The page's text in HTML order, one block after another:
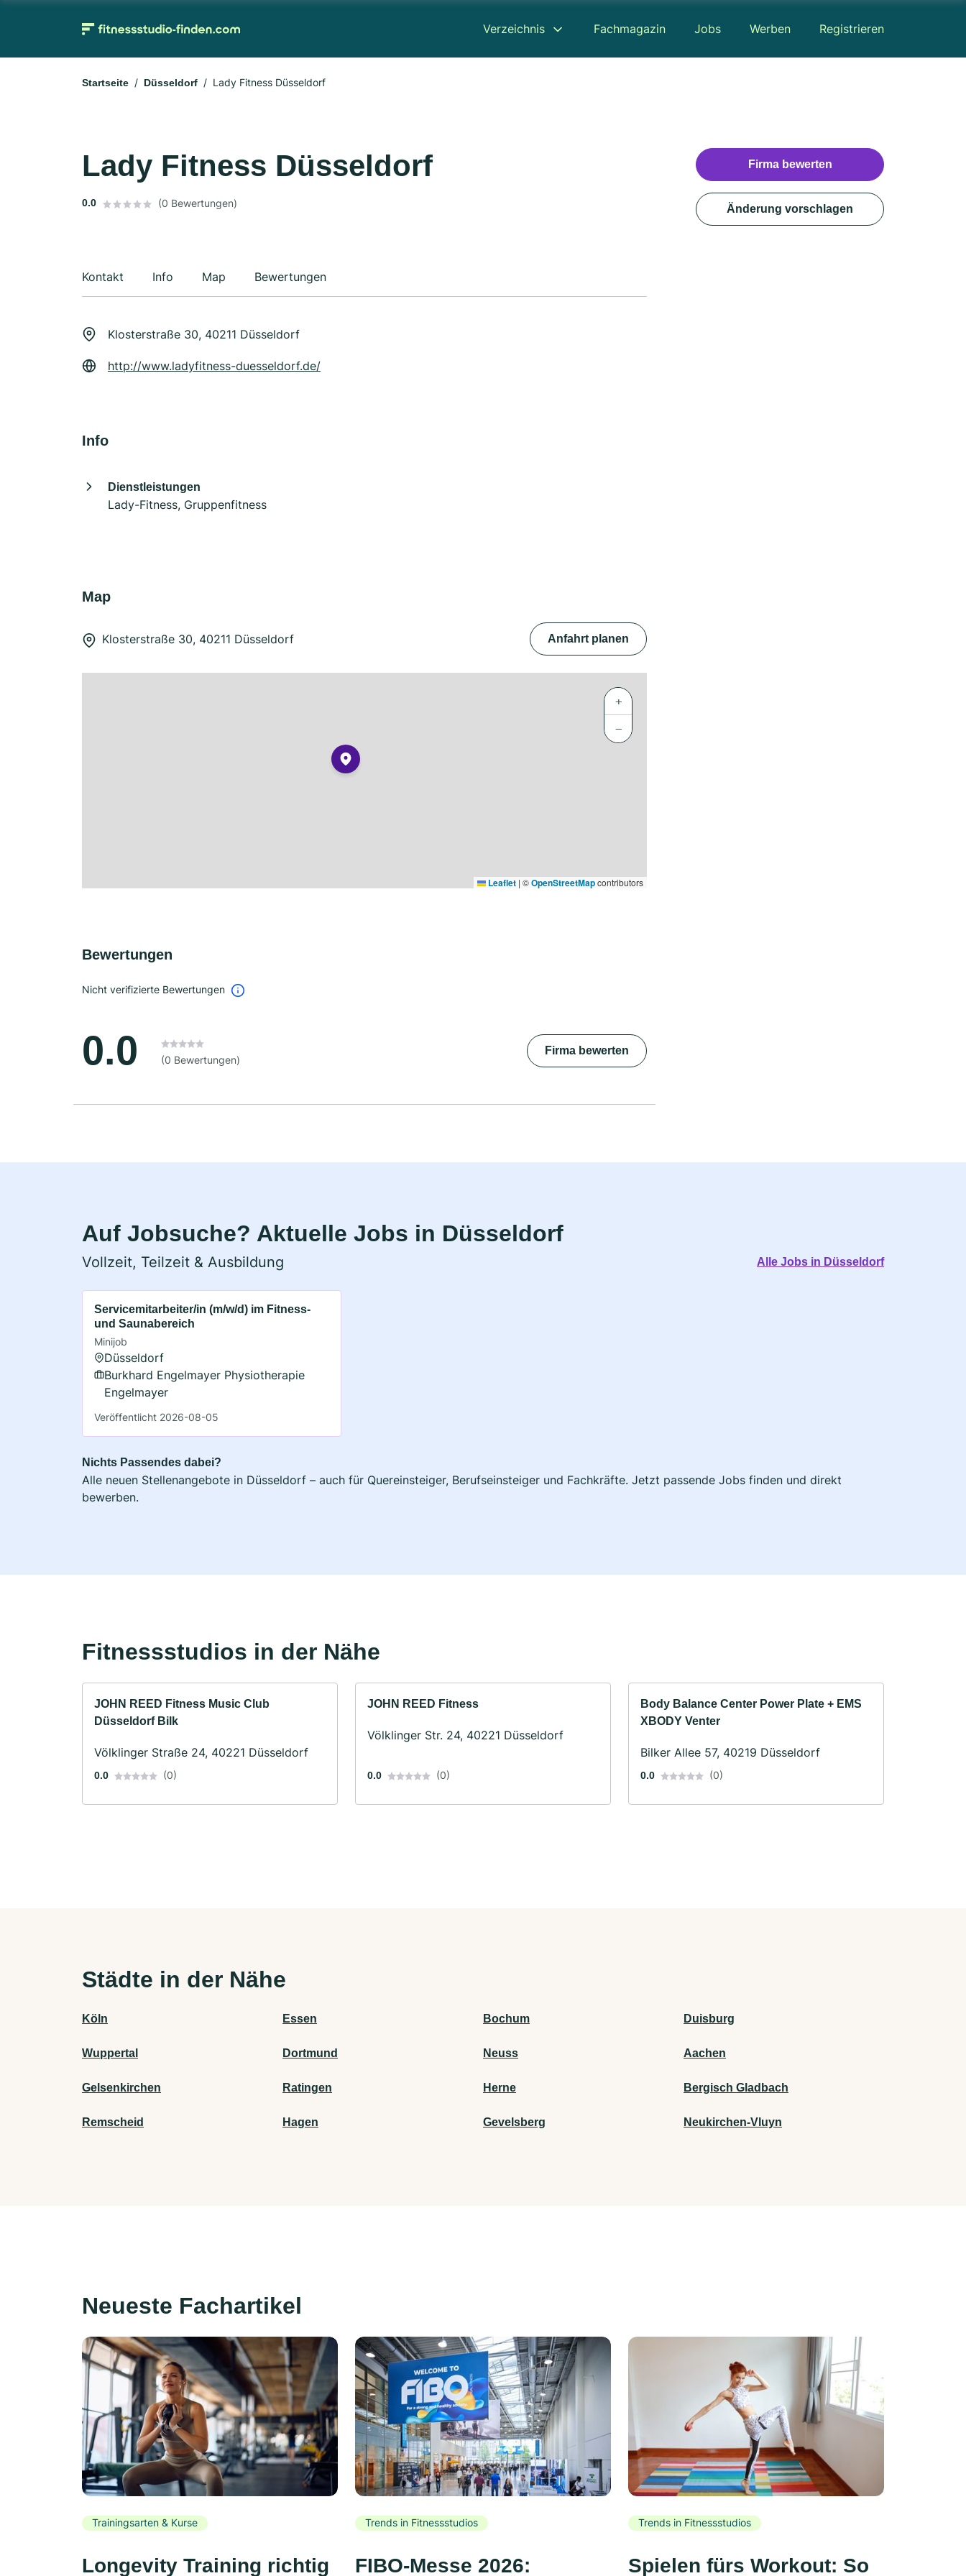
Verzeichnis Fachmagazin Jobs Werben Registrieren
Startseite Düsseldorf Lady Fitness Düsseldorf
Lady Fitness Düsseldorf
0.0 (0 Bewertungen)
Kontakt Info Map Bewertungen
Klosterstraße 30, 40211 Düsseldorf
http://www.ladyfitness-duesseldorf.de/
Info
Dienstleistungen
Lady-Fitness, Gruppenfitness
Map
Klosterstraße 30, 40211 Düsseldorf Anfahrt planen
+
−
Leaflet | ©OpenStreetMapcontributors
Bewertungen
Nicht verifizierte Bewertungen
0.0 (0 Bewertungen)
Firma bewerten
Firma bewerten
Änderung vorschlagen
Auf Jobsuche? Aktuelle Jobs in Düsseldorf
Vollzeit, Teilzeit & Ausbildung Alle Jobs in Düsseldorf
Servicemitarbeiter/in (m/w/d) im Fitness-
und Saunabereich
Minijob
Düsseldorf
Burkhard Engelmayer Physiotherapie
Engelmayer
Veröffentlicht 2026-08-05
Nichts Passendes dabei?
Alle neuen Stellenangebote in Düsseldorf – auch für Quereinsteiger, Berufseinsteiger und Fachkräfte. Jetzt passende Jobs finden und direkt
bewerben.
Fitnessstudios in der Nähe
JOHN REED Fitness Music Club
Düsseldorf Bilk
Völklinger Straße 24, 40221 Düsseldorf
0.0 (0)
JOHN REED Fitness
Völklinger Str. 24, 40221 Düsseldorf
0.0 (0)
Body Balance Center Power Plate + EMS
XBODY Venter
Bilker Allee 57, 40219 Düsseldorf
0.0 (0)
Städte in der Nähe
Köln Essen Bochum Duisburg
Wuppertal Dortmund Neuss Aachen
Gelsenkirchen Ratingen Herne Bergisch Gladbach
Remscheid Hagen Gevelsberg Neukirchen-Vluyn
Neueste Fachartikel
Trainingsarten & Kurse
Longevity Training richtig
Trends in Fitnessstudios
FIBO-Messe 2026:
Trends in Fitnessstudios
Spielen fürs Workout: So